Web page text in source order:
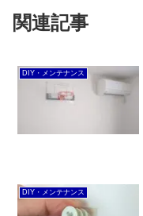
関連記事
DIY・メンテナンス
DIY・メンテナンス